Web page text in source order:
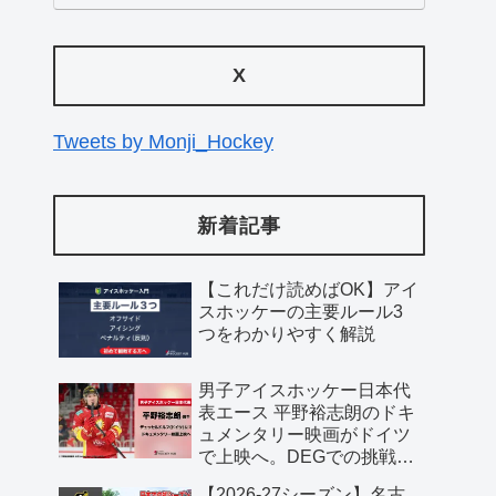
X
Tweets by Monji_Hockey
新着記事
【これだけ読めばOK】アイ
スホッケーの主要ルール3
つをわかりやすく解説
男子アイスホッケー日本代
表エース 平野裕志朗のドキ
ュメンタリー映画がドイツ
で上映へ。DEGでの挑戦に